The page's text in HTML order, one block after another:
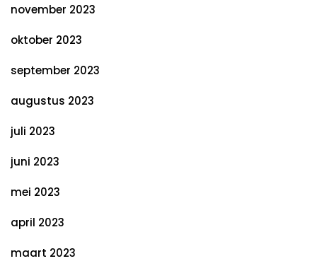
november 2023
oktober 2023
september 2023
augustus 2023
juli 2023
juni 2023
mei 2023
april 2023
maart 2023